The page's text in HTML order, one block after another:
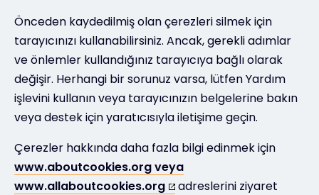
Önceden kaydedilmiş olan çerezleri silmek için
tarayıcınızı kullanabilirsiniz. Ancak, gerekli adımlar
ve önlemler kullandığınız tarayıcıya bağlı olarak
değişir. Herhangi bir sorunuz varsa, lütfen Yardım
işlevini kullanın veya tarayıcınızın belgelerine bakın
veya destek için yaratıcısıyla iletişime geçin.
Çerezler hakkında daha fazla bilgi edinmek için
www.aboutcookies.org veya
www.allaboutcookies.org
adreslerini ziyaret